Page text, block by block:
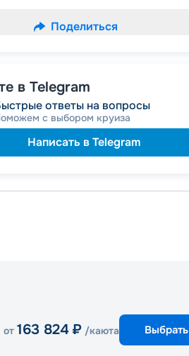
Поделиться
в Telegram
ответы на вопросы
с выбором круиза
Написать в Telegram
от 163 824 ₽ /каюта Выбрать